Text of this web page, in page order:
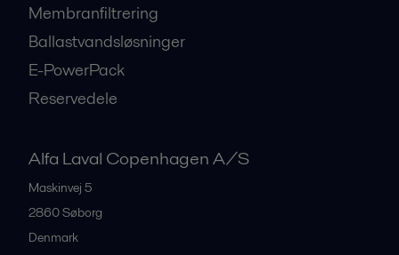
Membranfiltrering
Ballastvandsløsninger
E-PowerPack
Reservedele
Alfa Laval Copenhagen A/S
Maskinvej 5
2860Søborg
Denmark